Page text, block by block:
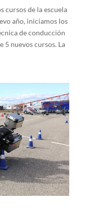
cursos de la escuela
año, iniciamos los
de conducción
5 nuevos cursos. La